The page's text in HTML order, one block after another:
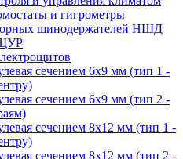
и гигрометры
шинодержателей НШД
сечением 6х9 мм (тип 1 -
сечением 6х9 мм (тип 2 -
сечением 8х12 мм (тип 1 -
сечением 8х12 мм (тип 2 -